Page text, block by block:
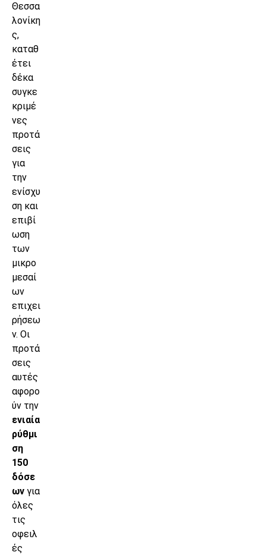
Θεσσα
λονίκη
ς,
καταθ
έτει
δέκα
συγκε
κριμέ
νες
προτά
σεις
για
την
ενίσχυ
ση και
επιβί
ωση
των
μικρο
μεσαί
ων
επιχει
ρήσεω
ν. Οι
προτά
σεις
αυτές
αφορο
ύν την
ενιαία
ρύθμι
ση
150
δόσε
ων για
όλες
τις
οφειλ
ές